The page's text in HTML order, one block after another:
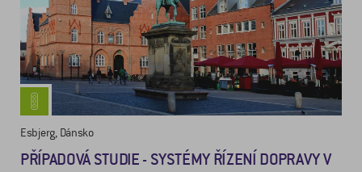
Esbjerg, Dánsko
PŘÍPADOVÁ STUDIE - SYSTÉMY ŘÍZENÍ DOPRAVY V